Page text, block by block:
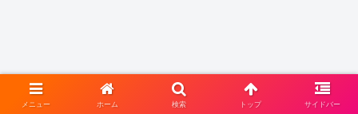
メニュー ホーム 検索 トップ サイドバー